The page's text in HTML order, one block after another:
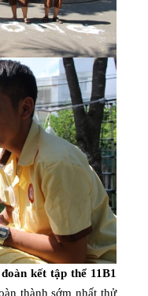
kết tập thể 11B1
thành sớm nhất thử